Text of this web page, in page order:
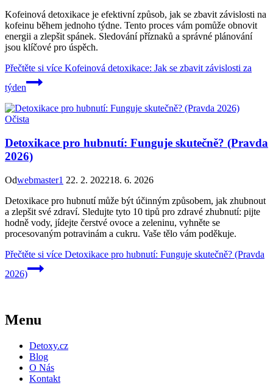
Kofeinová detoxikace je efektivní způsob, jak se zbavit závislosti na
kofeinu během jednoho týdne. Tento proces vám pomůže obnovit
energii a zlepšit spánek. Sledování příznaků a správné plánování
jsou klíčové pro úspěch.
Přečtěte si více Kofeinová detoxikace: Jak se zbavit závislosti za
týden
Očista
Detoxikace pro hubnutí: Funguje skutečně? (Pravda
2026)
Odwebmaster1 22. 2. 202218. 6. 2026
Detoxikace pro hubnutí může být účinným způsobem, jak zhubnout
a zlepšit své zdraví. Sledujte tyto 10 tipů pro zdravé zhubnutí: pijte
hodně vody, jídejte čerstvé ovoce a zeleninu, vyhněte se
procesovaným potravinám a cukru. Vaše tělo vám poděkuje.
Přečtěte si více Detoxikace pro hubnutí: Funguje skutečně? (Pravda
2026)
Menu
Detoxy.cz
Blog
O Nás
Kontakt